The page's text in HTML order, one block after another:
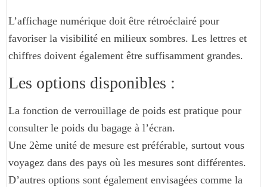
L’affichage numérique doit être rétroéclairé pour
favoriser la visibilité en milieux sombres. Les lettres et
chiffres doivent également être suffisamment grandes.
Les options disponibles :
La fonction de verrouillage de poids est pratique pour
consulter le poids du bagage à l’écran.
Une 2ème unité de mesure est préférable, surtout vous
voyagez dans des pays où les mesures sont différentes.
D’autres options sont également envisagées comme la